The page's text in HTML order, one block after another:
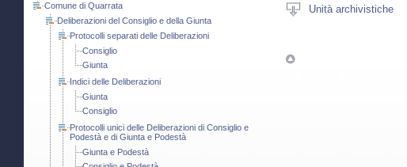
Comune di Quarrata
Deliberazioni del Consiglio e della Giunta
Protocolli separati delle Deliberazioni
Consiglio
Giunta
Indici delle Deliberazioni
Giunta
Consiglio
Protocolli unici delle Deliberazioni di Consiglio e
Podestà e di Giunta e Podestà
Giunta e Podestà
Unità archivistiche